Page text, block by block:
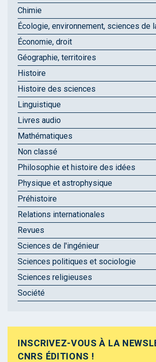
Chimie
Écologie, environnement, sciences de
Économie, droit
Géographie, territoires
Histoire
Histoire des sciences
Linguistique
Livres audio
Mathématiques
Non classé
Philosophie et histoire des idées
Physique et astrophysique
Préhistoire
Relations internationales
Revues
Sciences de l'ingénieur
Sciences politiques et sociologie
Sciences religieuses
Société
INSCRIVEZ-VOUS À LA
CNRS ÉDITIONS !